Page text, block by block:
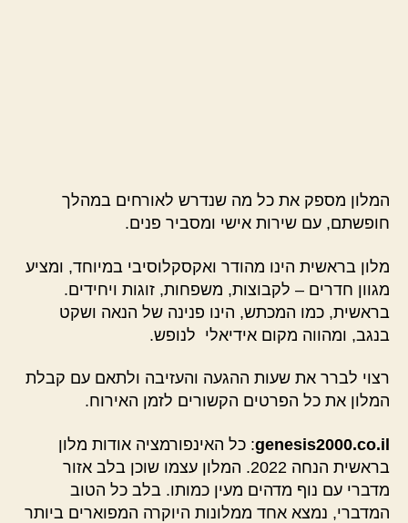
המלון מספק את כל מה שנדרש לאורחים במהלך
חופשתם, עם שירות אישי ומסביר פנים.
מלון בראשית הינו מהודר ואקסקלוסיבי במיוחד, ומציע
מגוון חדרים – לקבוצות, משפחות, זוגות ויחידים.
בראשית, כמו המכתש, הינו פנינה של הנאה ושקט
בנגב, ומהווה מקום אידיאלי לנופש.
רצוי לברר את שעות ההגעה והעזיבה ולתאם עם קבלת
המלון את כל הפרטים הקשורים לזמן האירוח.
genesis2000.co.il: כל האינפורמציה אודות מלון
בראשית הנחה 2022. המלון עצמו שוכן בלב אזור
מדברי עם נוף מדהים מעין כמותו. בלב כל הטוב
המדברי, נמצא אחד ממלונות היוקרה המפוארים ביותר